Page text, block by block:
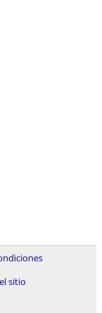
sitio